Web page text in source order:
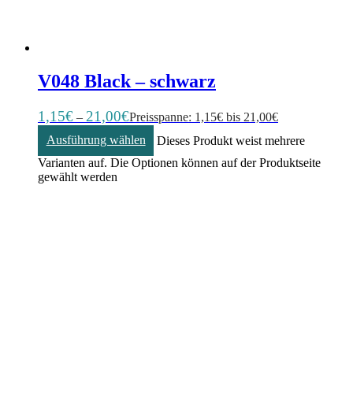
V048 Black – schwarz
1,15€ – 21,00€Preisspanne: 1,15€ bis 21,00€
Ausführung wählen
Dieses Produkt weist mehrere
Varianten auf. Die Optionen können auf der Produktseite
gewählt werden